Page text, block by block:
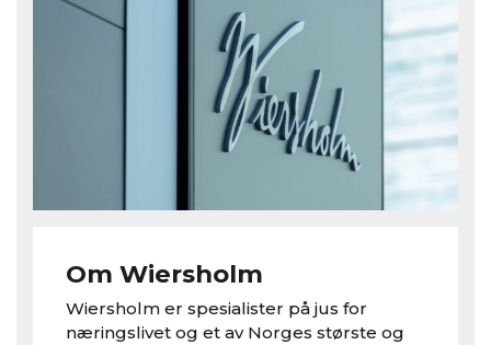
Om Wiersholm
Wiersholm er spesialister på jus for
næringslivet og et av Norges største og